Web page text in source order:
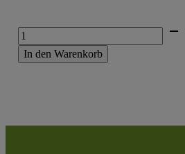
Ersatzohrmarke
elektronisch
(Paar)
In den Warenkorb